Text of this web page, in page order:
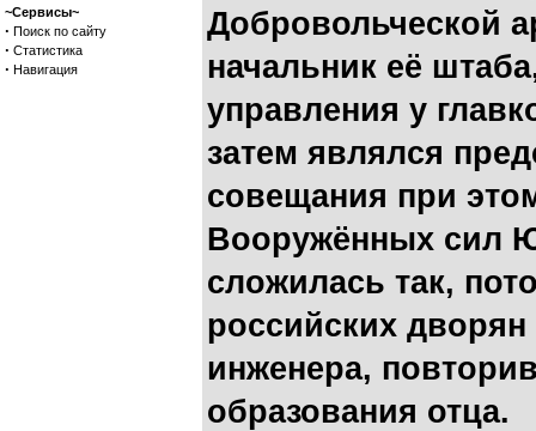
~Сервисы~
· Поиск по сайту
· Статистика
· Навигация
Добровольческой
начальник её
управления у
затем являлся
совещания при
Вооружённых сил
сложилась так,
российских
инженера,
образования отца.